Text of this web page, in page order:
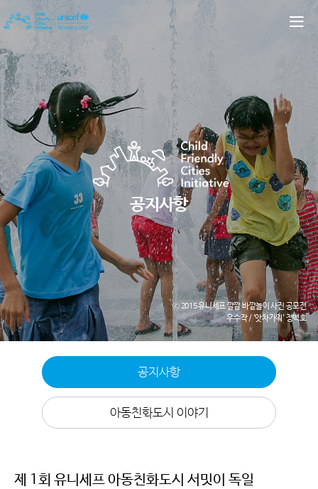
공지사항
ⓒ 2015 유니세프 깔깔 바깥놀이 사진 공모전
우수작 / '앗차가워' 정백호
공지사항
아동친화도시 이야기
제 1회 유니세프 아동친화도시 서밋이 독일